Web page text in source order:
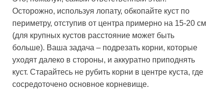
Осторожно, используя лопату, обкопайте куст по
периметру, отступив от центра примерно на 15-20 см
(для крупных кустов расстояние может быть
больше). Ваша задача – подрезать корни, которые
уходят далеко в стороны, и аккуратно приподнять
куст. Старайтесь не рубить корни в центре куста, где
сосредоточено основное корневище.